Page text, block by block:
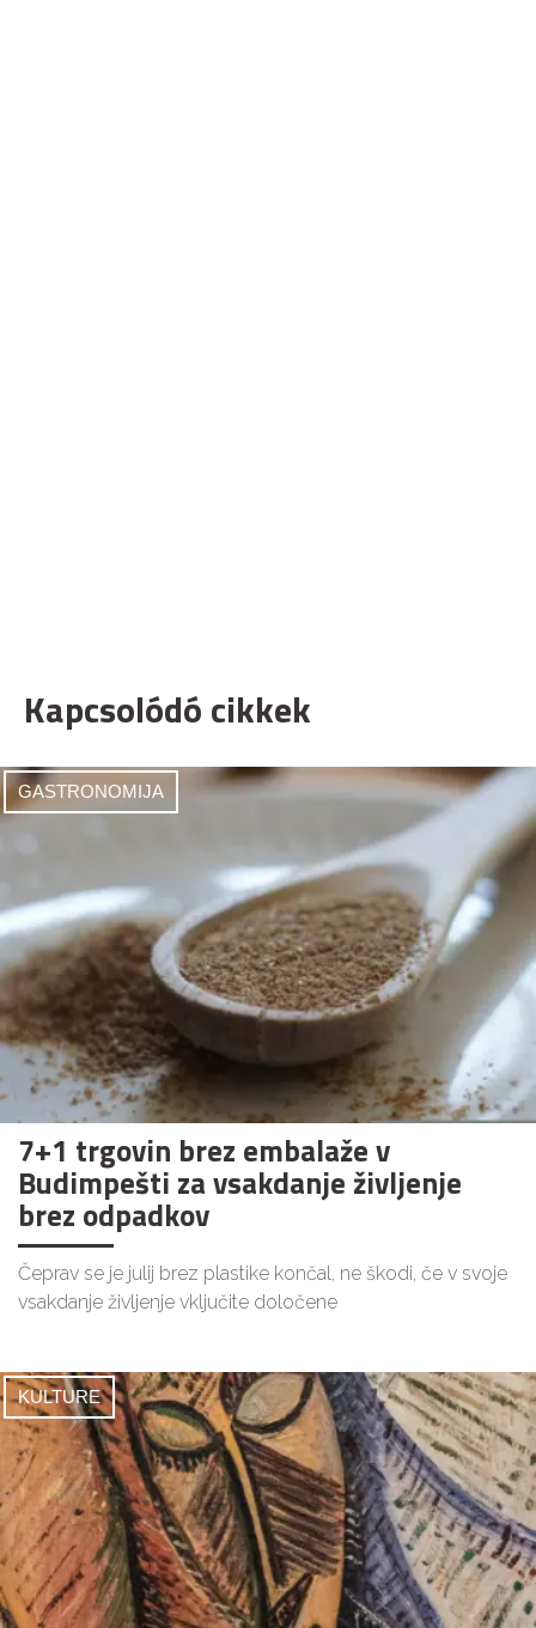
Kapcsolódó cikkek
GASTRONOMIJA
7+1 trgovin brez embalaže v
Budimpešti za vsakdanje življenje
brez odpadkov
Čeprav se je julij brez plastike končal, ne škodi, če v svoje
vsakdanje življenje vključite določene
KULTURE